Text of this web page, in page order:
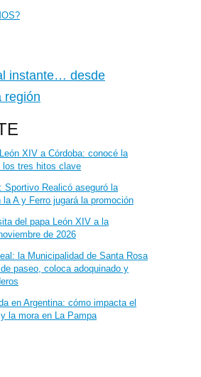
XIV a Córdoba: conocé la
los tres hitos clave
Sportivo Realicó aseguró la
la A y Ferro jugará la promoción
del papa León XIV a la
de 2026
la Municipalidad de Santa Rosa
paseo, coloca adoquinado y
en Argentina: cómo impacta el
la mora en La Pampa